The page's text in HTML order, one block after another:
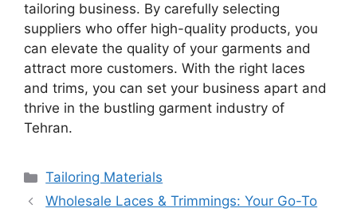
tailoring business. By carefully selecting
suppliers who offer high-quality products, you
can elevate the quality of your garments and
attract more customers. With the right laces
and trims, you can set your business apart and
thrive in the bustling garment industry of
Tehran.
Categories
Tailoring Materials
Wholesale Laces & Trimmings: Your Go-To